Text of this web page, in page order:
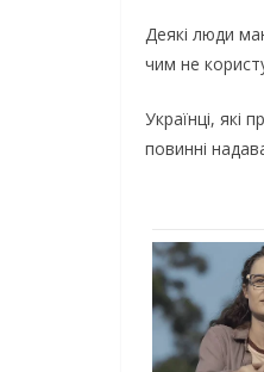
Деякі люди
чим не
Українці, які
повинні